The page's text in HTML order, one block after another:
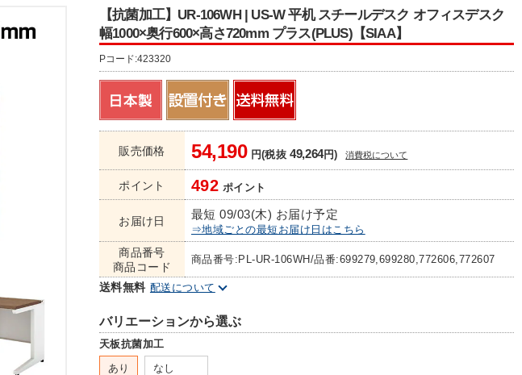
【抗菌加工】UR-106WH | US-W 平机 スチールデスク オフィスデスク
幅1000×奥行600×高さ720mm プラス(PLUS)【SIAA】
Pコード:423320
販売価格 54,190円(税抜49,264円) 消費税について
ポイント 492 ポイント
お届け日 最短 09/03(木) お届け予定
⇒地域ごとの最短お届け日はこちら
商品番号
商品コード
商品番号:PL-UR-106WH/品番:699279,699280,772606,772607
送料無料 配送について
バリエーションから選ぶ
天板抗菌加工
あり
なし